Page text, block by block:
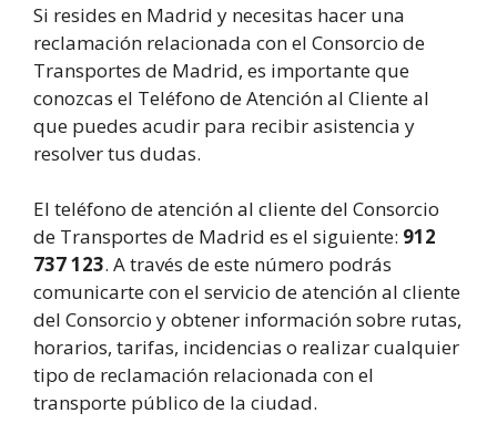
Si resides en Madrid y necesitas hacer una
reclamación relacionada con el Consorcio de
Transportes de Madrid, es importante que
conozcas el Teléfono de Atención al Cliente al
que puedes acudir para recibir asistencia y
resolver tus dudas.
El teléfono de atención al cliente del Consorcio
de Transportes de Madrid es el siguiente: 912
737 123. A través de este número podrás
comunicarte con el servicio de atención al cliente
del Consorcio y obtener información sobre rutas,
horarios, tarifas, incidencias o realizar cualquier
tipo de reclamación relacionada con el
transporte público de la ciudad.